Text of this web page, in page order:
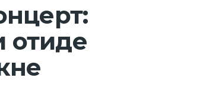
отиде